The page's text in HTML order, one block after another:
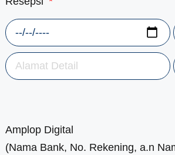
Amplop Digital
(Nama Bank, No. Rekening, a.n